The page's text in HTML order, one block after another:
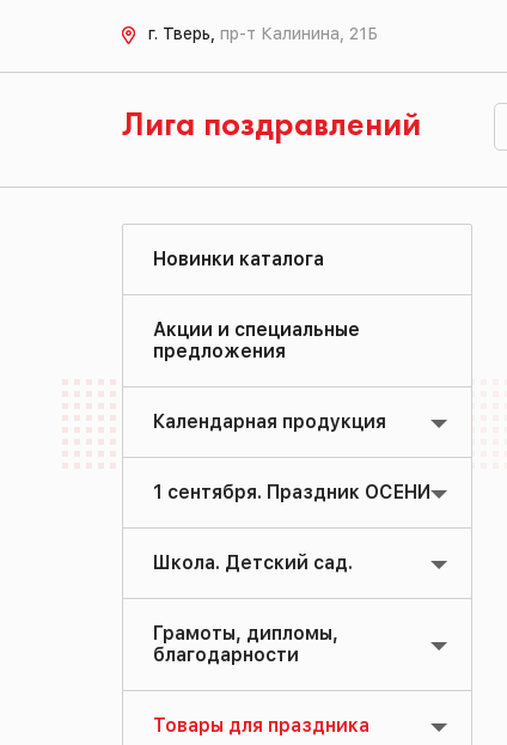
г. Тверь, пр-т Калинина, 21Б
Лига поздравлений
Новинки каталога
Акции и специальные
предложения
Календарная продукция
1 сентября. Праздник ОСЕНИ
Школа. Детский сад.
Грамоты, дипломы,
благодарности
Товары для праздника